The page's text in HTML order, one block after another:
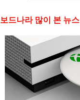
보드나라 많이 본 뉴스